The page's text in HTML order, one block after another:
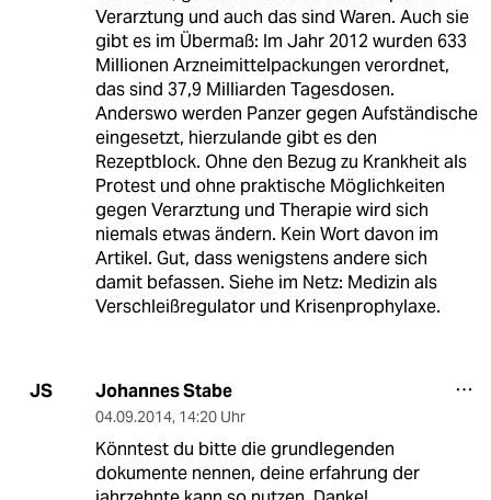
Verarztung und auch das sind Waren. Auch sie
gibt es im Übermaß: Im Jahr 2012 wurden 633
Millionen Arzneimittelpackungen verordnet,
das sind 37,9 Milliarden Tagesdosen.
Anderswo werden Panzer gegen Aufständische
eingesetzt, hierzulande gibt es den
Rezeptblock. Ohne den Bezug zu Krankheit als
Protest und ohne praktische Möglichkeiten
gegen Verarztung und Therapie wird sich
niemals etwas ändern. Kein Wort davon im
Artikel. Gut, dass wenigstens andere sich
damit befassen. Siehe im Netz: Medizin als
Verschleißregulator und Krisenprophylaxe.
JS Johannes Stabe
04.09.2014, 14:20 Uhr
Könntest du bitte die grundlegenden
dokumente nennen, deine erfahrung der